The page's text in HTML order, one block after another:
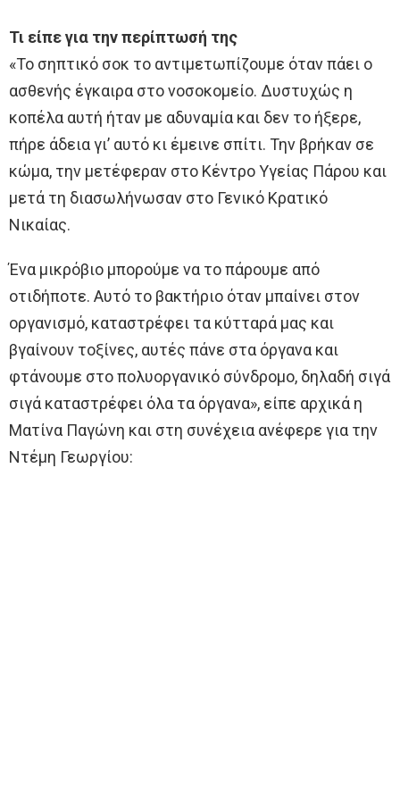
Τι είπε για την περίπτωσή της
«Το σηπτικό σοκ το αντιμετωπίζουμε όταν πάει ο
ασθενής έγκαιρα στο νοσοκομείο. Δυστυχώς η
κοπέλα αυτή ήταν με αδυναμία και δεν το ήξερε,
πήρε άδεια γι’ αυτό κι έμεινε σπίτι. Την βρήκαν σε
κώμα, την μετέφεραν στο Κέντρο Υγείας Πάρου και
μετά τη διασωλήνωσαν στο Γενικό Κρατικό
Νικαίας.
Ένα μικρόβιο μπορούμε να το πάρουμε από
οτιδήποτε. Αυτό το βακτήριο όταν μπαίνει στον
οργανισμό, καταστρέφει τα κύτταρά μας και
βγαίνουν τοξίνες, αυτές πάνε στα όργανα και
φτάνουμε στο πολυοργανικό σύνδρομο, δηλαδή σιγά
σιγά καταστρέφει όλα τα όργανα», είπε αρχικά η
Ματίνα Παγώνη και στη συνέχεια ανέφερε για την
Ντέμη Γεωργίου: